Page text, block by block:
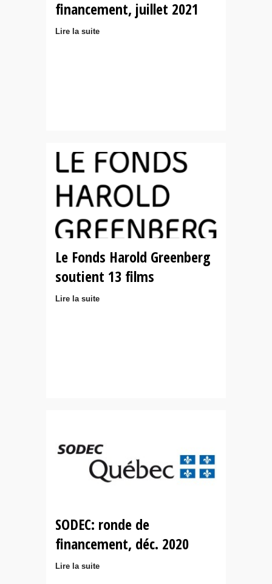
financement, juillet 2021
Lire la suite
Le Fonds Harold Greenberg
soutient 13 films
Lire la suite
SODEC: ronde de
financement, déc. 2020
Lire la suite